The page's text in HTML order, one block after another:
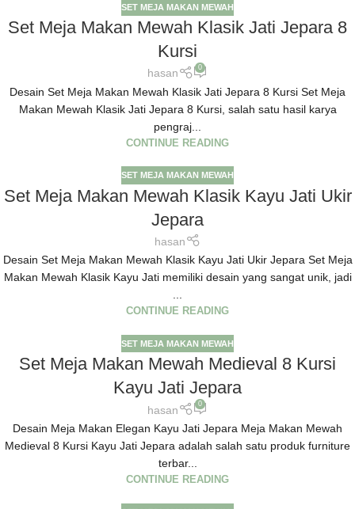
SET MEJA MAKAN MEWAH
Set Meja Makan Mewah Klasik Jati Jepara 8
Kursi
hasan 0
Desain Set Meja Makan Mewah Klasik Jati Jepara 8 Kursi Set Meja
Makan Mewah Klasik Jati Jepara 8 Kursi, salah satu hasil karya
pengraj...
CONTINUE READING
SET MEJA MAKAN MEWAH
Set Meja Makan Mewah Klasik Kayu Jati Ukir
Jepara
hasan
Desain Set Meja Makan Mewah Klasik Kayu Jati Ukir Jepara Set Meja
Makan Mewah Klasik Kayu Jati memiliki desain yang sangat unik, jadi
...
CONTINUE READING
SET MEJA MAKAN MEWAH
Set Meja Makan Mewah Medieval 8 Kursi
Kayu Jati Jepara
hasan 0
Desain Meja Makan Elegan Kayu Jati Jepara Meja Makan Mewah
Medieval 8 Kursi Kayu Jati Jepara adalah salah satu produk furniture
terbar...
CONTINUE READING